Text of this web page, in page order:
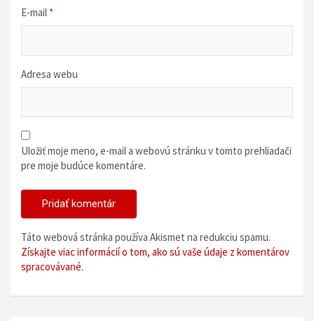
E-mail *
Adresa webu
Uložiť moje meno, e-mail a webovú stránku v tomto prehliadači
pre moje budúce komentáre.
Táto webová stránka používa Akismet na redukciu spamu.
Získajte viac informácií o tom, ako sú vaše údaje z komentárov
spracovávané.